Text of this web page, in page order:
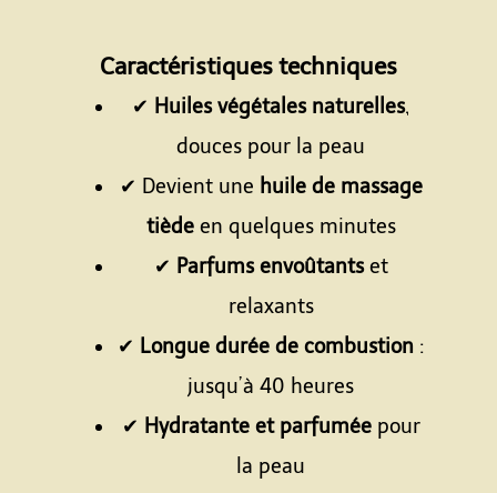
Caractéristiques techniques
✔ Huiles végétales naturelles,
douces pour la peau
✔ Devient une huile de massage
tièdeen quelques minutes
✔ Parfums envoûtantset
relaxants
✔ Longue durée de combustion :
jusqu’à 40 heures
✔ Hydratante et parfuméepour
la peau